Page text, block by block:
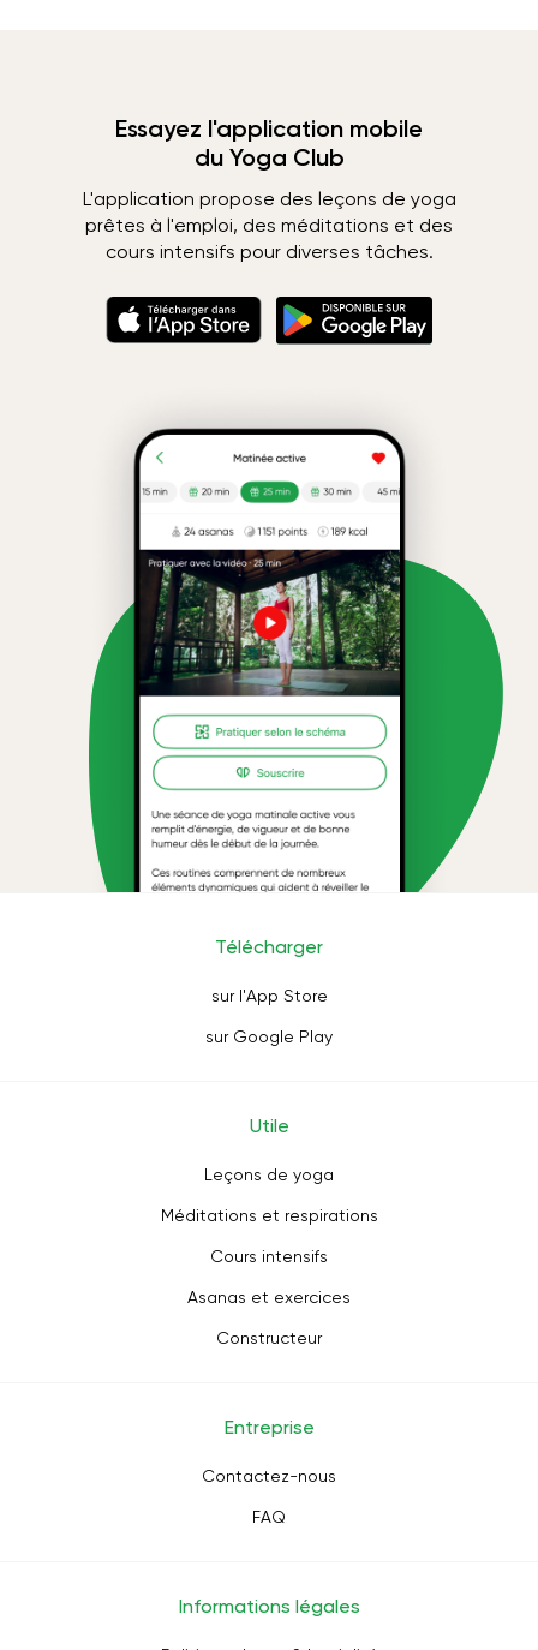
Essayez l'application mobile
du Yoga Club
L'application propose des leçons de yoga
prêtes à l'emploi, des méditations et des
cours intensifs pour diverses tâches.
Télécharger
sur l'App Store
sur Google Play
Utile
Leçons de yoga
Méditations et respirations
Cours intensifs
Asanas et exercices
Constructeur
Entreprise
Contactez-nous
FAQ
Informations légales